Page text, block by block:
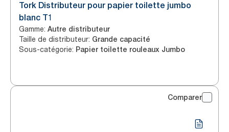
Tork Distributeur pour papier toilette jumbo
blanc T1
Gamme: Autre distributeur
Taille de distributeur: Grande capacité
Sous-catégorie: Papier toilette rouleaux Jumbo
Comparer